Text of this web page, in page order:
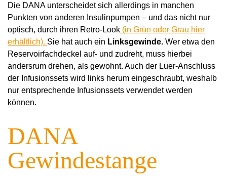
Die DANA unterscheidet sich allerdings in manchen
Punkten von anderen Insulinpumpen – und das nicht nur
optisch, durch ihren Retro-Look (in Grün oder Grau hier
erhältlich). Sie hat auch ein Linksgewinde. Wer etwa den
Reservoirfachdeckel auf- und zudreht, muss hierbei
andersrum drehen, als gewohnt. Auch der Luer-Anschluss
der Infusionssets wird links herum eingeschraubt, weshalb
nur entsprechende Infusionssets verwendet werden
können.
DANA
Gewindestange